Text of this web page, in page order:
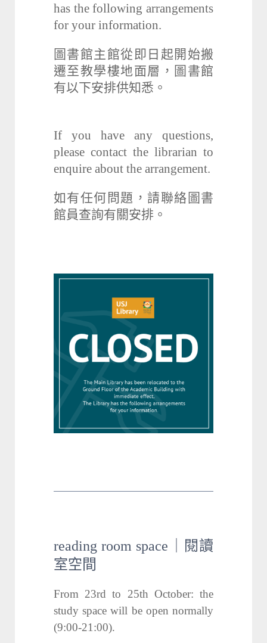
has the following arrangements
for your information.
圖書館主館從即日起開始搬
遷至教學樓地面層，圖書館
有以下安排供知悉。
If you have any questions,
please contact the librarian to
enquire about the arrangement.
如有任何問題，請聯絡圖書
館員查詢有關安排。
reading room space｜閱讀
室空間
From 23rd to 25th October: the
study space will be open normally
(9:00-21:00).